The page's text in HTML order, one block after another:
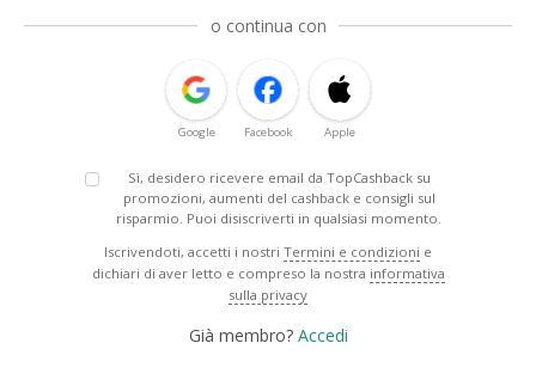
o continua con
Google Facebook Apple
Sì, desidero ricevere email da TopCashback su
promozioni, aumenti del cashback e consigli sul
risparmio. Puoi disiscriverti in qualsiasi momento.
Iscrivendoti, accetti i nostri Termini e condizioni e
dichiari di aver letto e compreso la nostra informativa
sulla privacy
Già membro? Accedi